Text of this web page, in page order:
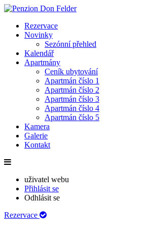
Rezervace
Novinky
Sezónní přehled
Kalendář
Apartmány
Ceník ubytování
Apartmán číslo 1
Apartmán číslo 2
Apartmán číslo 3
Apartmán číslo 4
Apartmán číslo 5
Kamera
Galerie
Kontakt
uživatel webu
Přihlásit se
Odhlásit se
Rezervace